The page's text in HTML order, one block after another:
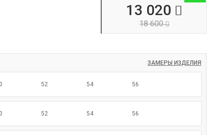
13 020
18 600
ЗАМЕРЫ ИЗДЕЛИЯ
52 54 56
52 54 56